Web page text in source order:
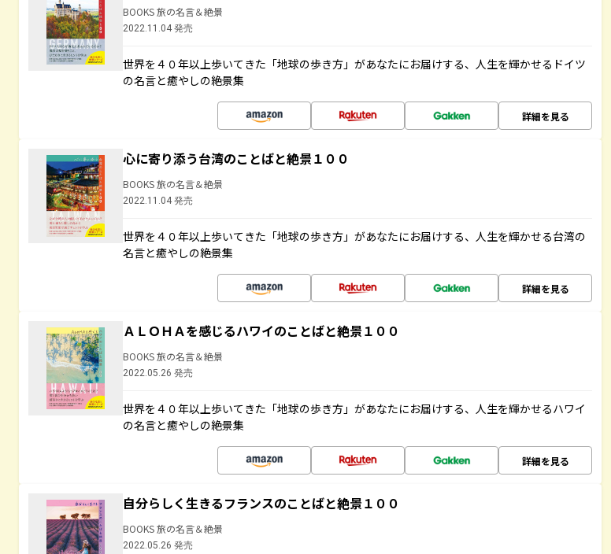
BOOKS 旅の名言＆絶景
2022.11.04 発売
世界を４０年以上歩いてきた「地球の歩き方」があなたにお届けする、人生を輝かせるドイツ
の名言と癒やしの絶景集
詳細を見る
心に寄り添う台湾のことばと絶景１００
BOOKS 旅の名言＆絶景
2022.11.04 発売
世界を４０年以上歩いてきた「地球の歩き方」があなたにお届けする、人生を輝かせる台湾の
名言と癒やしの絶景集
詳細を見る
ＡＬＯＨＡを感じるハワイのことばと絶景１００
BOOKS 旅の名言＆絶景
2022.05.26 発売
世界を４０年以上歩いてきた「地球の歩き方」があなたにお届けする、人生を輝かせるハワイ
の名言と癒やしの絶景集
詳細を見る
自分らしく生きるフランスのことばと絶景１００
BOOKS 旅の名言＆絶景
2022.05.26 発売